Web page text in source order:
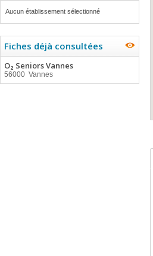
Aucun établissement sélectionné
Fiches déjà consultées
O₂ Seniors Vannes
56000 Vannes